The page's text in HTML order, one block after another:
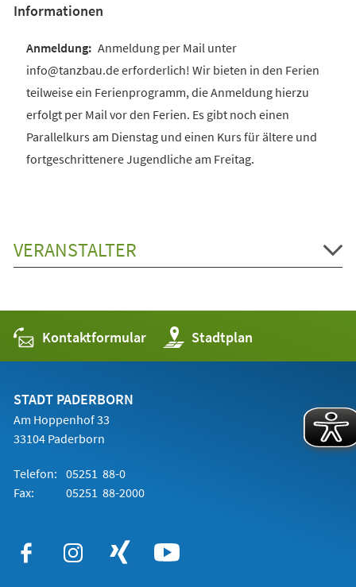
Informationen
Anmeldung per Mail unter
info@tanzbau.de erforderlich! Wir bieten in den Ferien
teilweise ein Ferienprogramm, die Anmeldung hierzu
erfolgt per Mail vor den Ferien. Es gibt noch einen
Parallelkurs am Dienstag und einen Kurs für ältere und
fortgeschrittenere Jugendliche am Freitag.
VERANSTALTER
Kontaktformular Stadtplan
(Öffnet
in
einem
STADT PADERBORN
Am Hoppenhof 33
33104 Paderborn
Telefon: 05251 88-0
Fax:
05251 88-2000